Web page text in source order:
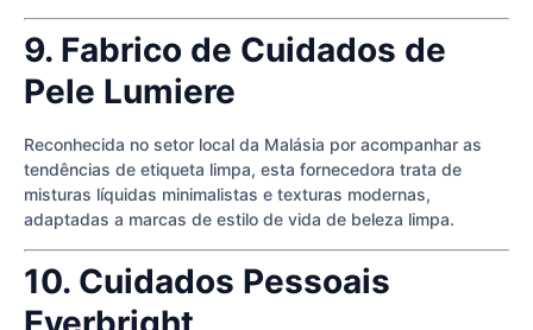
9. Fabrico de Cuidados de
Pele Lumiere
Reconhecida no setor local da Malásia por acompanhar as
tendências de etiqueta limpa, esta fornecedora trata de
misturas líquidas minimalistas e texturas modernas,
adaptadas a marcas de estilo de vida de beleza limpa.
10. Cuidados Pessoais